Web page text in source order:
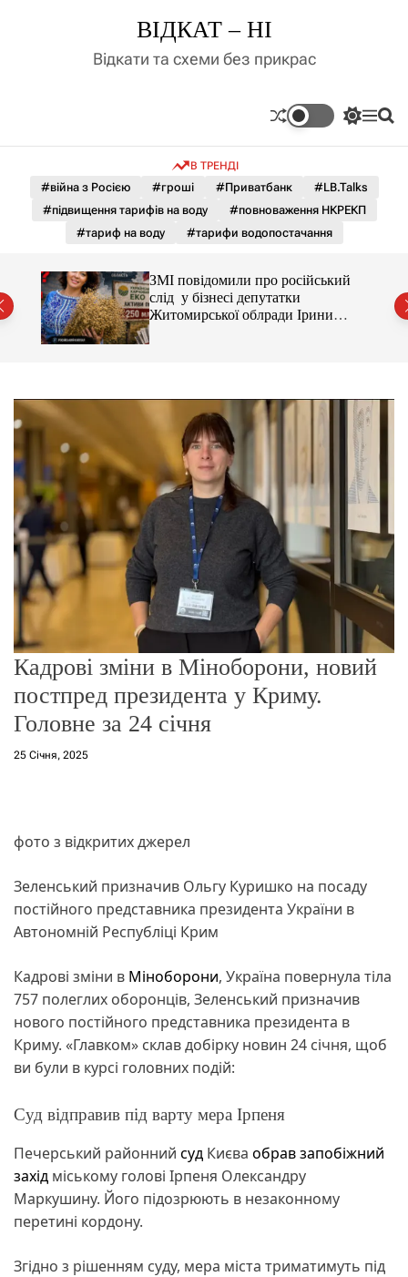
д
у
ВІДКАТ – НІ
Відкати та схеми без прикрас
П
м
к
а
о
о
г
у
М П
В ТРЕНДІ
#війна з Росією #гроші #Приватбанк
#LB.Talks
#підвищення тарифів на воду
#повноваження НКРЕКП
#тариф на воду
#тарифи водопостачання
ЗМІ повідомили про російський
слід у бізнесі депутатки
Житомирської облради Ірини
Кадрові зміни в Міноборони, новий
постпред президента у Криму.
Головне за 24 січня
25 Січня, 2025
фото з відкритих джерел
Зеленський призначив Ольгу Куришко на посаду
постійного представника президента України в
Автономній Республіці Крим
Кадрові зміни в Міноборони, Україна повернула тіла
757 полеглих оборонців, Зеленський призначив
нового постійного представника президента в
Криму. «Главком» склав добірку новин 24 січня, щоб
ви були в курсі головних подій:
Суд відправив під варту мера Ірпеня
Печерський районний суд Києва обрав запобіжний
захід міському голові Ірпеня Олександру
Маркушину. Його підозрюють в незаконному
перетині кордону.
Згідно з рішенням суду, мера міста триматимуть під